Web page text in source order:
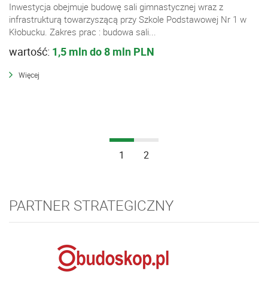
Inwestycja obejmuje budowę sali gimnastycznej wraz z
infrastrukturą towarzyszącą przy Szkole Podstawowej Nr 1 w
Kłobucku. Zakres prac : budowa sali...
wartość: 1,5 mln do 8 mln PLN
Więcej
1 2
PARTNER STRATEGICZNY